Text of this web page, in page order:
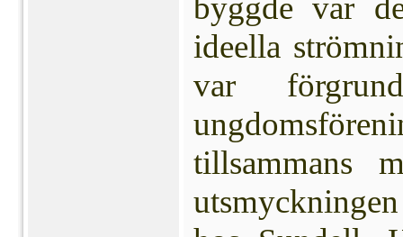
byggde var
ideella
var
tillsammans